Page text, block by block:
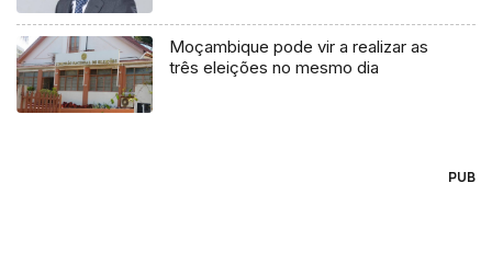
Moçambique pode vir a realizar as
três eleições no mesmo dia
PUB